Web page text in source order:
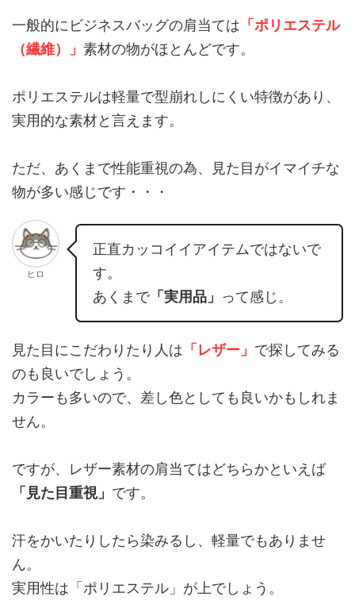
一般的にビジネスバッグの肩当ては 「ポリエステル
（繊維）」 素材の物がほとんどです。
ポリエステルは軽量で型崩れしにくい特徴があり、
実用的な素材と言えます。
ただ、あくまで性能重視の為、見た目がイマイチな
物が多い感じです・・・
ヒロ
正直カッコイイアイテムではないで
す。
あくまで「実用品」 って感じ。
見た目にこだわりたり人は 「レザー」 で探してみる
のも良いでしょう。
カラーも多いので、差し色としても良いかもしれま
せん。
ですが、レザー素材の肩当てはどちらかといえば
「見た目重視」 です。
汗をかいたりしたら染みるし、軽量でもありませ
ん。
実用性は「ポリエステル」が上でしょう。